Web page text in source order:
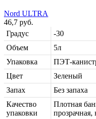
Nord ULTRA
46,7 руб.
Градус
-30
Объем
5л
Упаковка
ПЭТ-
Цвет
Зеленый
Запах
Без запаха
Качество
упаковки
Плотная
прозрачная,